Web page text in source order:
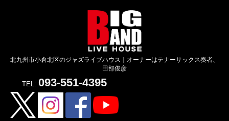
北九州市小倉北区のジャズライブハウス｜オーナーはテナーサックス奏者、
田部俊彦
TEL: 093-551-4395